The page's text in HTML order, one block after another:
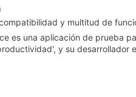
y multitud de
es una aplicación de prueba
y su desarrollador